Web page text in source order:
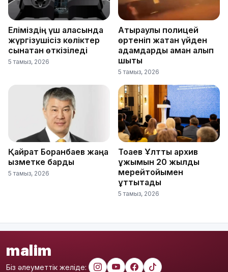
Еліміздің үш қаласында
жүргізушісіз көліктер
сынақтан өткізіледі
5 тамыз, 2026
Атыраулық полицей
өртеніп жатқан үйден
адамдарды аман алып
шықты
5 тамыз, 2026
Қайрат Боранбаев жаңа
қызметке барды
5 тамыз, 2026
Тоқаев Ұлттық архив
ұжымын 20 жылдық
мерейтойымен
құттықтады
5 тамыз, 2026
malim
Біз әлеуметтік желіде: